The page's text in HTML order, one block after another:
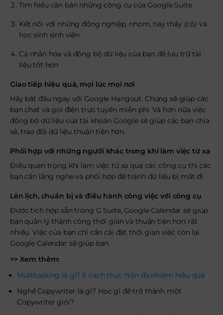
Tìm hiểu căn bản những công cụ của Google Suite
Kết nối với những đồng nghiệp, nhóm, hay thầy (cô) và
học sinh sinh viên
Cá nhân hóa và đồng bộ dữ liệu của bạn để lưu trữ tài
liệu tốt hơn
Giao tiếp hiệu quả, mọi lúc mọi nơi
Hãy bắt đầu ngay với Google Hangout. Chúng sẽ giúp các
bạn chat và gọi điện trực tuyến miễn phí. Và hơn nữa việc
đồng bộ dữ liệu của tài khoản Google sẽ giúp các bạn chia
sẻ, trao đổi dữ liệu thuận tiện hơn.
Phối hợp với những người khác trong khi làm việc từ xa
Điều quan trọng khi làm việc từ xa qua các công cụ thì các
bạn cần lắng nghe và phối hợp để tránh dữ liệu bị mất đi
Lên lịch, chuẩn bị và điều hành công việc với công cụ
Được tích hợp sẵn trong G Suite, Google Calendar sẽ giúp
bạn quản lý thành công thời gian và thuận tiện hơn rất
nhiều. Việc của bạn chỉ cần cài đặt thời gian việc còn lại
Google Calendar sẽ giúp bạn.
>> Xem thêm:
Multitasking là gì? 6 cách thực hiện đa nhiệm hiệu quả
Nghề Copywriter là gì? Học gì để trở thành một
Copywriter giỏi?